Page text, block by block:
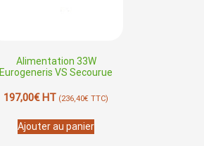
Alimentation 33W
Eurogeneris VS Secourue
197,00€HT (236,40€ TTC)
Ajouter au panier